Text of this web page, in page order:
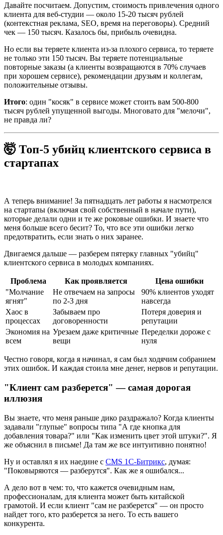
Давайте посчитаем. Допустим, стоимость привлечения одного
клиента для веб-студии — около 15-20 тысяч рублей
(контекстная реклама, SEO, время на переговоры). Средний
чек — 150 тысяч. Казалось бы, прибыль очевидна.
Но если вы теряете клиента из-за плохого сервиса, то теряете
не только эти 150 тысяч. Вы теряете потенциальные
повторные заказы (а клиенты возвращаются в 70% случаев
при хорошем сервисе), рекомендации друзьям и коллегам,
положительные отзывы.
Итого: один "косяк" в сервисе может стоить вам 500-800
тысяч рублей упущенной выгоды. Многовато для "мелочи",
не правда ли?
🤯 Топ-5 убийц клиентского сервиса в
стартапах
А теперь внимание! За пятнадцать лет работы я насмотрелся
на стартапы (включая свой собственный в начале пути),
которые делали одни и те же роковые ошибки. И знаете что
меня больше всего бесит? То, что все эти ошибки легко
предотвратить, если знать о них заранее.
Двигаемся дальше — разберем пятерку главных "убийц"
клиентского сервиса в молодых компаниях.
Проблема Как проявляется
Цена ошибки
"Молчание
ягнят"
Не отвечаем на запросы
по 2-3 дня
90% клиентов уходят
навсегда
Хаос в
процессах
Забываем про
договоренности
Потеря доверия и
репутации
Экономия на
всем
Урезаем даже критичные
вещи
Переделки дороже с
нуля
Честно говоря, когда я начинал, я сам был ходячим собранием
этих ошибок. И каждая стоила мне денег, нервов и репутации.
"Клиент сам разберется" — самая дорогая
иллюзия
Вы знаете, что меня раньше дико раздражало? Когда клиенты
задавали "глупые" вопросы типа "А где кнопка для
добавления товара?" или "Как изменить цвет этой штуки?". Я
же объяснил в письме! Да там же все интуитивно понятно!
Ну и оставлял я их наедине с CMS 1С-Битрикс, думая:
"Поковыряются — разберутся". Как же я ошибался...
А дело вот в чем: то, что кажется очевидным нам,
профессионалам, для клиента может быть китайской
грамотой. И если клиент "сам не разберется" — он просто
найдет того, кто разберется за него. То есть вашего
конкурента.